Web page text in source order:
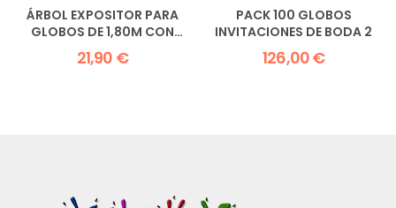
ÁRBOL EXPOSITOR PARA
GLOBOS DE 1,80M CON
BASE...
21,90 €
PACK 100 GLOBOS
INVITACIONES DE BODA 2
126,00 €